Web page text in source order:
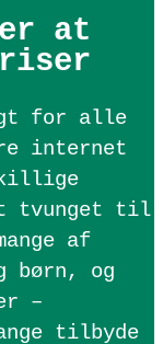
at
for alle
internet
tvunget til
af
børn, og
–
tilbyde